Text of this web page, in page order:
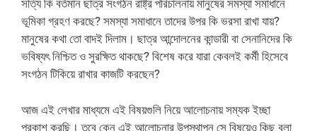
সত্যি কি বর্তমান ছাত্র সংগঠন রাষ্ট্র পরিচালনায় মানুষের সমস্যা সমাধানে
ভূমিকা গ্রহণ করছে? সমস্যা সমাধানে তাদের উপর কি ভরসা রাখা যায়?
মানুষের কথা তো বাদই দিলাম। ছাত্র আন্দোলনের কান্ডারী বা সেনানিদের কি
ভবিষ্যৎ নিশ্চিত ও সুরক্ষিত থাকছে? বিশেষ করে যারা কেবলই কর্মী হিসেবে
সংগঠন টিকিয়ে রাখার কাজটি করছেন?
আজ এই লেখার মাধ্যমে এই বিষয়গুলি নিয়ে আলোচনায় সম্যক ইচ্ছা
প্রকাশ করছি। তবে কেন এই আলোচনার উপস্থাপন সে বিষয়েও কিছু বলা